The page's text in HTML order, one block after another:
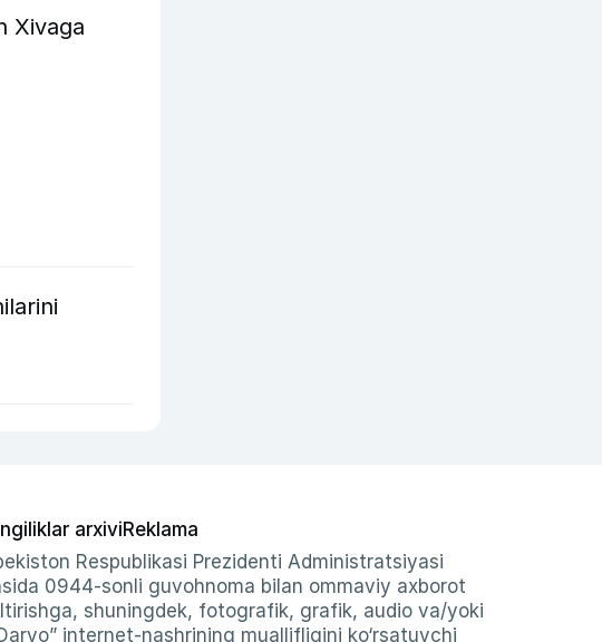
Xivaga
arxiviReklama
Respublikasi Prezidenti Administratsiyasi
0944-sonli guvohnoma bilan ommaviy axborot
shuningdek, fotografik, grafik, audio va/yoki
internet-nashrining muallifligini ko‘rsatuvchi